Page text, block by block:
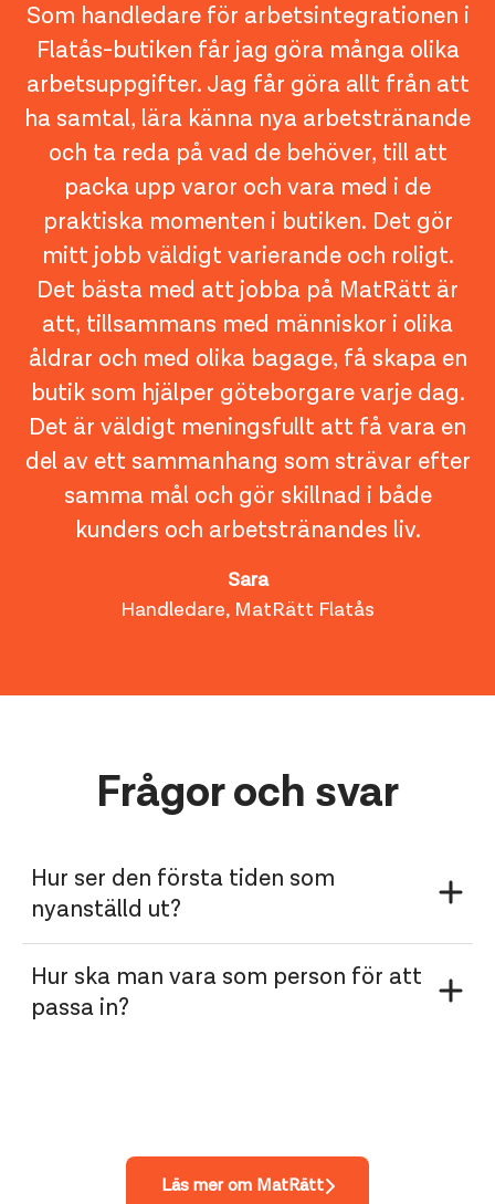
Som handledare för arbetsintegrationen i
Flatås-butiken får jag göra många olika
arbetsuppgifter. Jag får göra allt från att
ha samtal, lära känna nya arbetstränande
och ta reda på vad de behöver, till att
packa upp varor och vara med i de
praktiska momenten i butiken. Det gör
mitt jobb väldigt varierande och roligt.
Det bästa med att jobba på MatRätt är
att, tillsammans med människor i olika
åldrar och med olika bagage, få skapa en
butik som hjälper göteborgare varje dag.
Det är väldigt meningsfullt att få vara en
del av ett sammanhang som strävar efter
samma mål och gör skillnad i både
kunders och arbetstränandes liv.
Sara
Handledare, MatRätt Flatås
Frågor och svar
Hur ser den första tiden som
nyanställd ut?
Hur ska man vara som person för att
passa in?
Läs mer om MatRätt